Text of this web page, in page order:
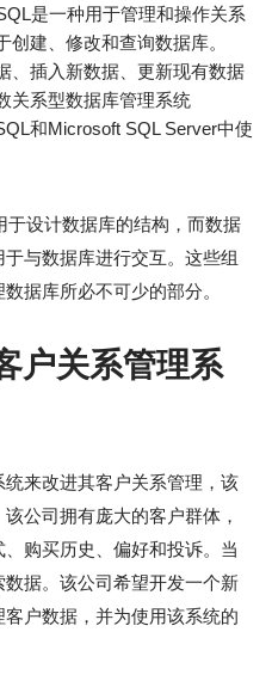
是一种用于管理和操作关系
建、修改和查询数据库。
、插入新数据、更新现有数据
关系型数据库管理系统
和Microsoft SQL Server中使
设计数据库的结构，而数据
与数据库进行交互。这些组
据库所必不可少的部分。
户关系管理系
来改进其客户关系管理，该
公司拥有庞大的客户群体，
购买历史、偏好和投诉。当
据。该公司希望开发一个新
户数据，并为使用该系统的